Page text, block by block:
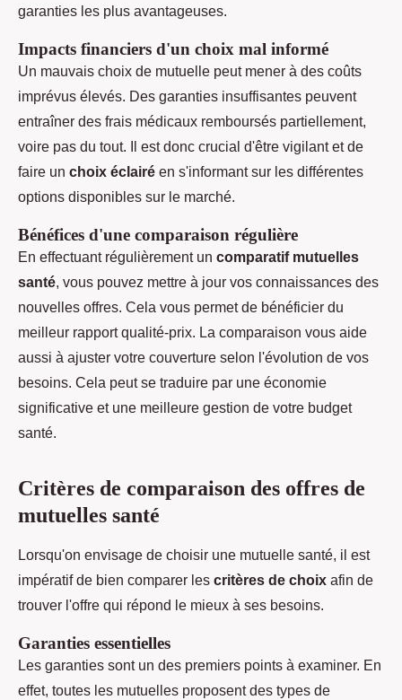
garanties les plus avantageuses.
Impacts financiers d'un choix mal informé
Un mauvais choix de mutuelle peut mener à des coûts
imprévus élevés. Des garanties insuffisantes peuvent
entraîner des frais médicaux remboursés partiellement,
voire pas du tout. Il est donc crucial d'être vigilant et de
faire un choix éclairé en s'informant sur les différentes
options disponibles sur le marché.
Bénéfices d'une comparaison régulière
En effectuant régulièrement un comparatif mutuelles
santé, vous pouvez mettre à jour vos connaissances des
nouvelles offres. Cela vous permet de bénéficier du
meilleur rapport qualité-prix. La comparaison vous aide
aussi à ajuster votre couverture selon l'évolution de vos
besoins. Cela peut se traduire par une économie
significative et une meilleure gestion de votre budget
santé.
Critères de comparaison des offres de
mutuelles santé
Lorsqu'on envisage de choisir une mutuelle santé, il est
impératif de bien comparer les critères de choix afin de
trouver l'offre qui répond le mieux à ses besoins.
Garanties essentielles
Les garanties sont un des premiers points à examiner. En
effet, toutes les mutuelles proposent des types de